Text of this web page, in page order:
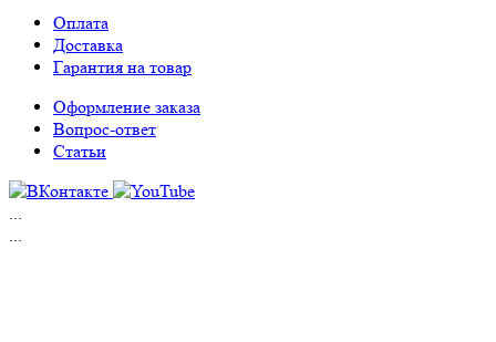
Оплата
Доставка
Гарантия на товар
Оформление заказа
Вопрос-ответ
Статьи
...
...